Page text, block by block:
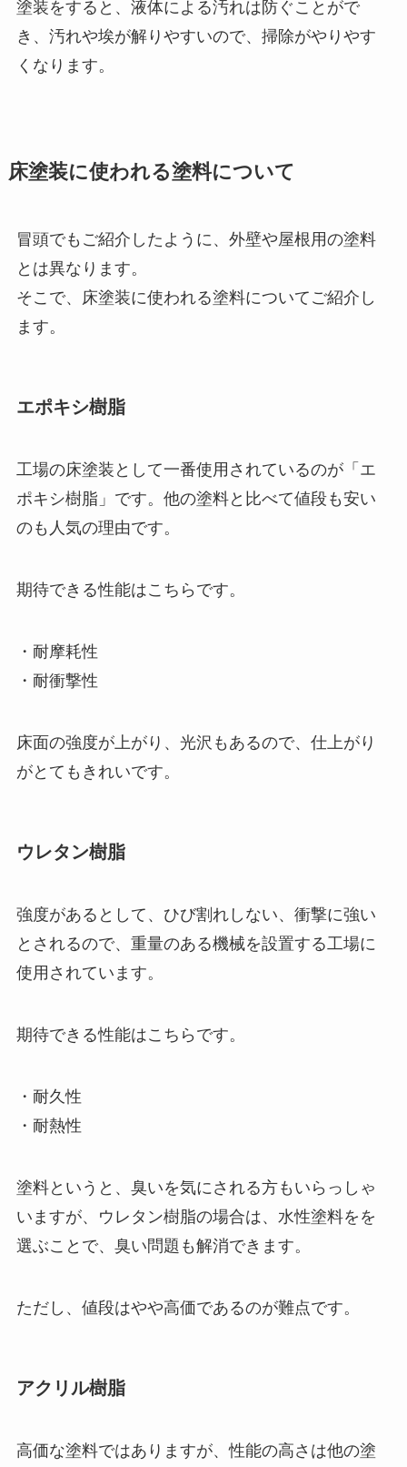
塗装をすると、液体による汚れは防ぐことがで
き、汚れや埃が解りやすいので、掃除がやりやす
くなります。
床塗装に使われる塗料について
冒頭でもご紹介したように、外壁や屋根用の塗料
とは異なります。
そこで、床塗装に使われる塗料についてご紹介し
ます。
エポキシ樹脂
工場の床塗装として一番使用されているのが「エ
ポキシ樹脂」です。他の塗料と比べて値段も安い
のも人気の理由です。
期待できる性能はこちらです。
・耐摩耗性
・耐衝撃性
床面の強度が上がり、光沢もあるので、仕上がり
がとてもきれいです。
ウレタン樹脂
強度があるとして、ひび割れしない、衝撃に強い
とされるので、重量のある機械を設置する工場に
使用されています。
期待できる性能はこちらです。
・耐久性
・耐熱性
塗料というと、臭いを気にされる方もいらっしゃ
いますが、ウレタン樹脂の場合は、水性塗料をを
選ぶことで、臭い問題も解消できます。
ただし、値段はやや高価であるのが難点です。
アクリル樹脂
高価な塗料ではありますが、性能の高さは他の塗